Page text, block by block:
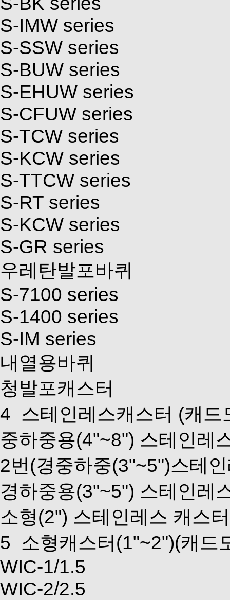
S-IMW series
S-SSW series
S-BUW series
S-EHUW series
S-CFUW series
S-TCW series
S-KCW series
S-TTCW series
S-RT series
S-KCW series
S-GR series
우레탄발포바퀴
S-7100 series
S-1400 series
S-IM series
내열용바퀴
청발포캐스터
4 스테인레스캐스터 (캐드
중하중용(4"~8") 스테인레
2번(경중하중(3"~5")스테
경하중용(3"~5") 스테인레
소형(2") 스테인레스 캐스터
5 소형캐스터(1"~2")(캐드
WIC-1/1.5
WIC-2/2.5